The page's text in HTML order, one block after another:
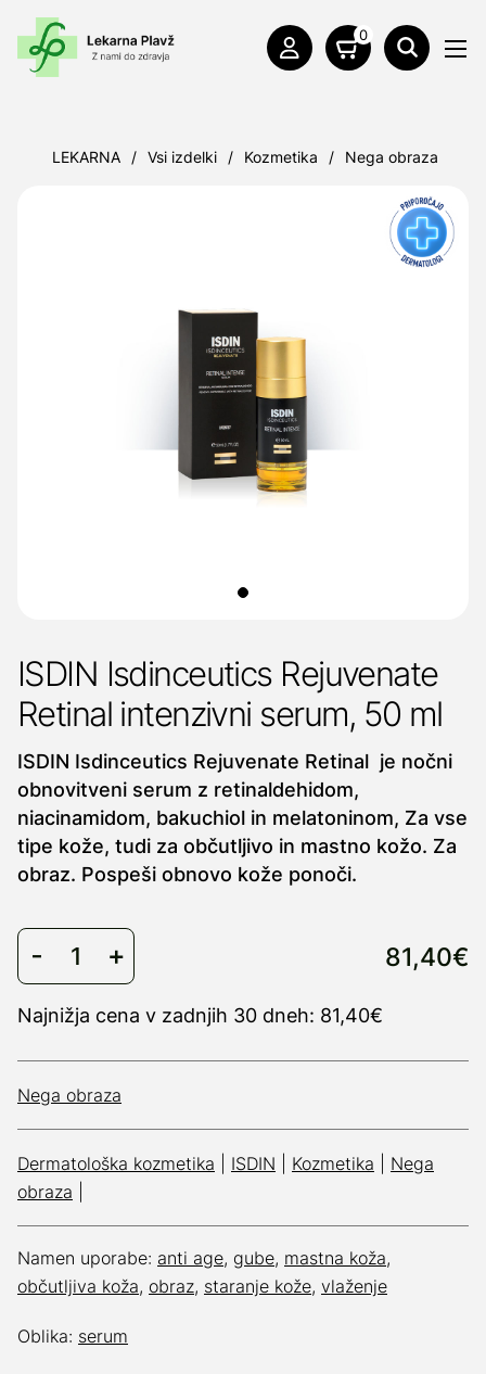
0
LEKARNA / Vsi izdelki / Kozmetika / Nega obraza
ISDIN Isdinceutics Rejuvenate
Retinal intenzivni serum, 50 ml
ISDIN Isdinceutics Rejuvenate Retinal je nočni
obnovitveni serum z retinaldehidom,
niacinamidom, bakuchiol in melatoninom, Za vse
tipe kože, tudi za občutljivo in mastno kožo. Za
obraz. Pospeši obnovo kože ponoči.
81,40€
Najnižja cena v zadnjih 30 dneh: 81,40€
Nega obraza
Dermatološka kozmetika ISDIN Kozmetika
Nega
obraza
Namen uporabe: anti age, gube, mastna koža,
občutljiva koža, obraz, staranje kože, vlaženje
Oblika: serum